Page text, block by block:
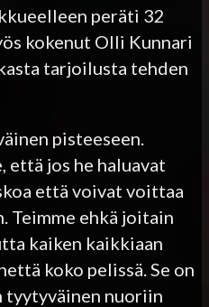
peräti 32
kokenut Olli Kunnari
tarjoilusta tehden
pisteeseen.
että jos he haluavat
että voivat voittaa
Teimme ehkä joitain
kaiken kaikkiaan
koko pelissä. Se on
tyytyväinen nuoriin